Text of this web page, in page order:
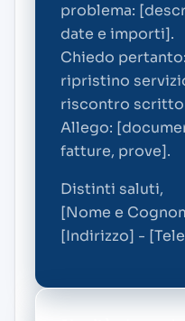
problema:
date e importi].
Chiedo
ripristino
riscontro
Allego:
fatture, prove].
Distinti saluti,
[Nome e
[Indirizzo] -